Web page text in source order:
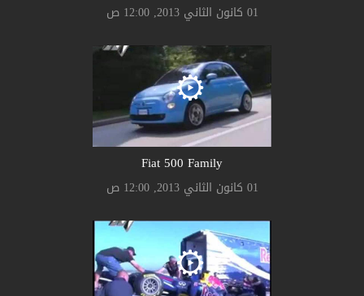
01 كانون الثاني 2013, 12:00 ص
Fiat 500 Family
01 كانون الثاني 2013, 12:00 ص